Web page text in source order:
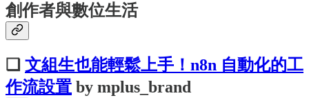
創作者與數位生活
❏ 文組生也能輕鬆上手！n8n 自動化的工
作流設置 by mplus_brand